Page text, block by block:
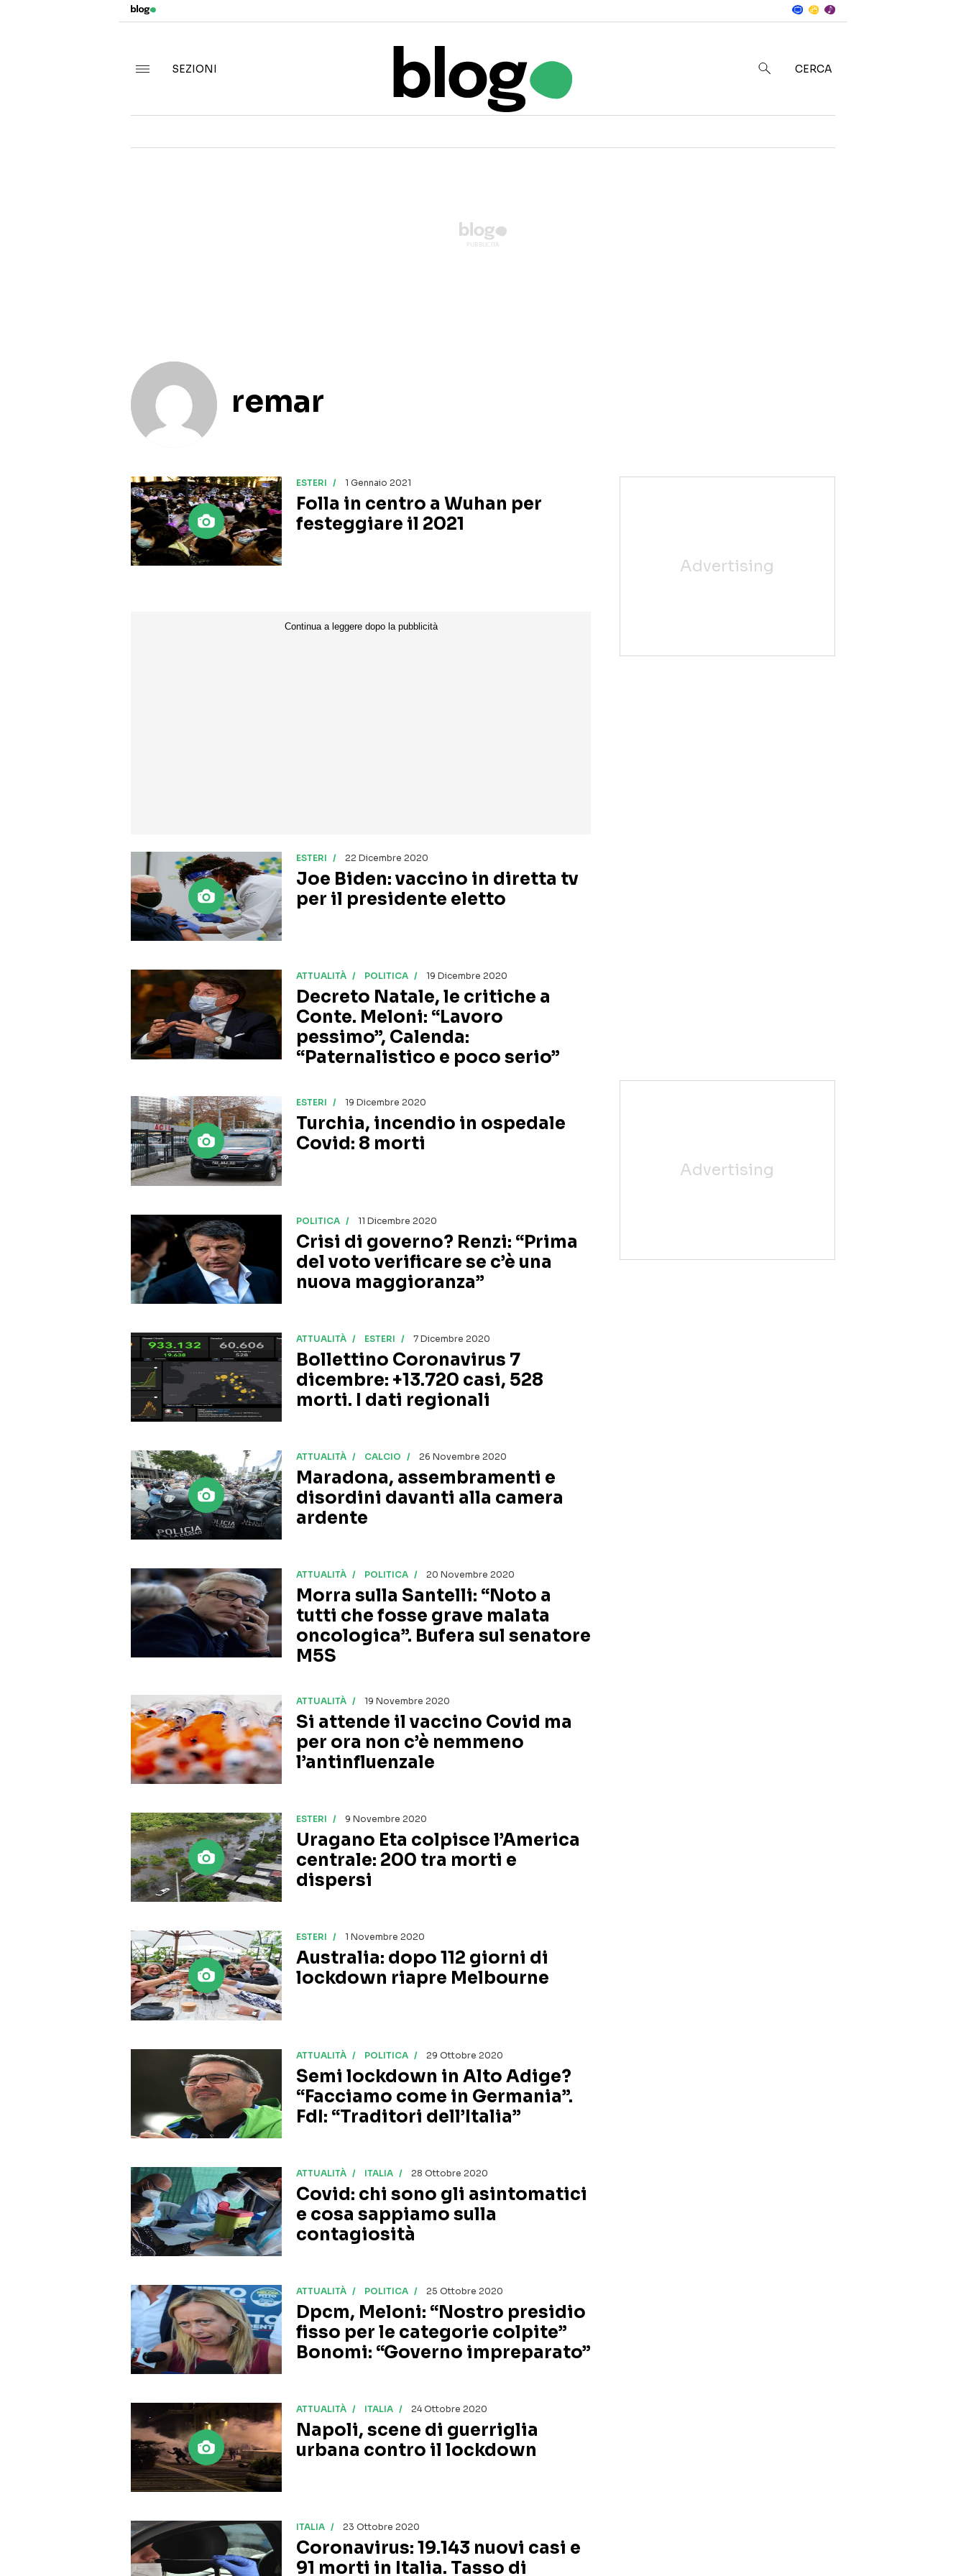
SEZIONI
CERCA
remar
ESTERI 1 Gennaio 2021
Folla in centro a Wuhan per
festeggiare il 2021
ESTERI 22 Dicembre 2020
Joe Biden: vaccino in diretta tv
per il presidente eletto
ATTUALITÀ POLITICA 19 Dicembre 2020
Decreto Natale, le critiche a
Conte. Meloni: “Lavoro
pessimo”, Calenda:
“Paternalistico e poco serio”
ESTERI 19 Dicembre 2020
Turchia, incendio in ospedale
Covid: 8 morti
POLITICA 11 Dicembre 2020
Crisi di governo? Renzi: “Prima
del voto verificare se c’è una
nuova maggioranza”
ATTUALITÀ ESTERI 7 Dicembre 2020
Bollettino Coronavirus 7
dicembre: +13.720 casi, 528
morti. I dati regionali
ATTUALITÀ CALCIO 26 Novembre 2020
Maradona, assembramenti e
disordini davanti alla camera
ardente
ATTUALITÀ POLITICA 20 Novembre 2020
Morra sulla Santelli: “Noto a
tutti che fosse grave malata
oncologica”. Bufera sul senatore
M5S
ATTUALITÀ 19 Novembre 2020
Si attende il vaccino Covid ma
per ora non c’è nemmeno
l’antinfluenzale
ESTERI 9 Novembre 2020
Uragano Eta colpisce l’America
centrale: 200 tra morti e
dispersi
ESTERI 1 Novembre 2020
Australia: dopo 112 giorni di
lockdown riapre Melbourne
ATTUALITÀ POLITICA 29 Ottobre 2020
Semi lockdown in Alto Adige?
“Facciamo come in Germania”.
FdI: “Traditori dell’Italia”
ATTUALITÀ ITALIA 28 Ottobre 2020
Covid: chi sono gli asintomatici
e cosa sappiamo sulla
contagiosità
ATTUALITÀ POLITICA 25 Ottobre 2020
Dpcm, Meloni: “Nostro presidio
fisso per le categorie colpite”
Bonomi: “Governo impreparato”
ATTUALITÀ ITALIA 24 Ottobre 2020
Napoli, scene di guerriglia
urbana contro il lockdown
ITALIA 23 Ottobre 2020
Coronavirus: 19.143 nuovi casi e
91 morti in Italia. Tasso di